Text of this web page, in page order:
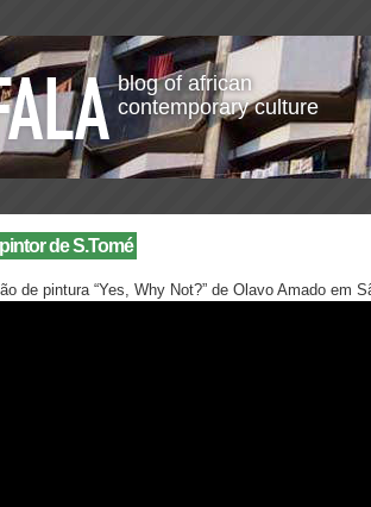
blog of african
contemporary culture
de S.Tomé
de pintura “Yes, Why Not?” de Olavo Amado em